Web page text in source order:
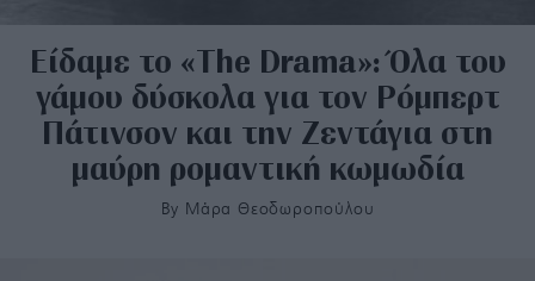
Είδαμε το «The Drama»: Όλα του
γάμου δύσκολα για τον Ρόμπερτ
Πάτινσον και την Ζεντάγια στη
μαύρη ρομαντική κωμωδία
By Μάρα Θεοδωροπούλου